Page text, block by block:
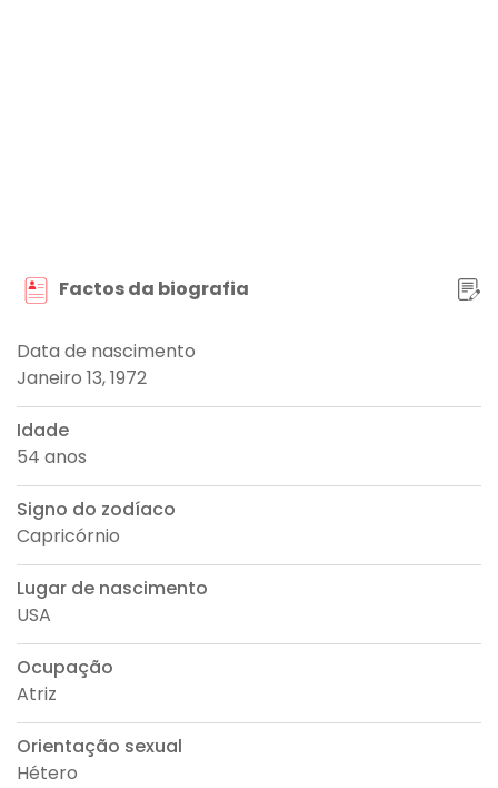
Factos da biografia
Data de nascimento
Janeiro 13, 1972
Idade
54 anos
Signo do zodíaco
Capricórnio
Lugar de nascimento
USA
Ocupação
Atriz
Orientação sexual
Hétero